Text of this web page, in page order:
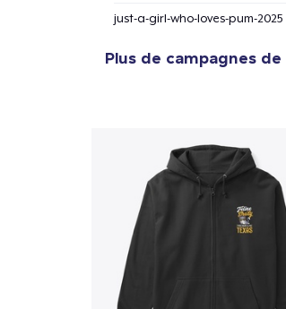
just-a-girl-who-loves-pum-2025
Plus de campagnes de